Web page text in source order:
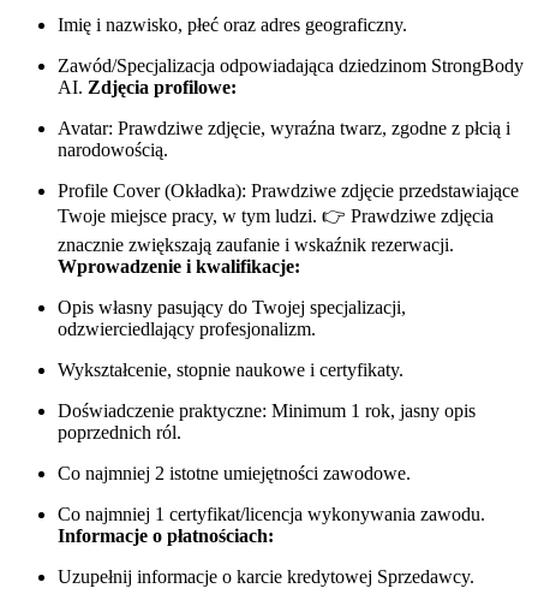
Imię i nazwisko, płeć oraz adres geograficzny.
Zawód/Specjalizacja odpowiadająca dziedzinom StrongBody
AI. Zdjęcia profilowe:
Avatar: Prawdziwe zdjęcie, wyraźna twarz, zgodne z płcią i
narodowością.
Profile Cover (Okładka): Prawdziwe zdjęcie przedstawiające
Twoje miejsce pracy, w tym ludzi. 👉 Prawdziwe zdjęcia
znacznie zwiększają zaufanie i wskaźnik rezerwacji.
Wprowadzenie i kwalifikacje:
Opis własny pasujący do Twojej specjalizacji,
odzwierciedlający profesjonalizm.
Wykształcenie, stopnie naukowe i certyfikaty.
Doświadczenie praktyczne: Minimum 1 rok, jasny opis
poprzednich ról.
Co najmniej 2 istotne umiejętności zawodowe.
Co najmniej 1 certyfikat/licencja wykonywania zawodu.
Informacje o płatnościach:
Uzupełnij informacje o karcie kredytowej Sprzedawcy.